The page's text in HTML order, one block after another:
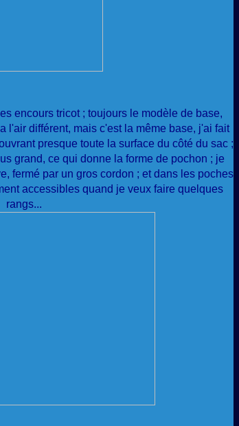
encours tricot ; toujours le modèle de base,
l'air différent, mais c'est la même base, j'ai fait
presque toute la surface du côté du sac ;
grand, ce qui donne la forme de pochon ; je
fermé par un gros cordon ; et dans les poches
accessibles quand je veux faire quelques
rangs...